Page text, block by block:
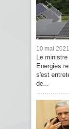
10 mai 2021
Le
Energies
s'est
de...